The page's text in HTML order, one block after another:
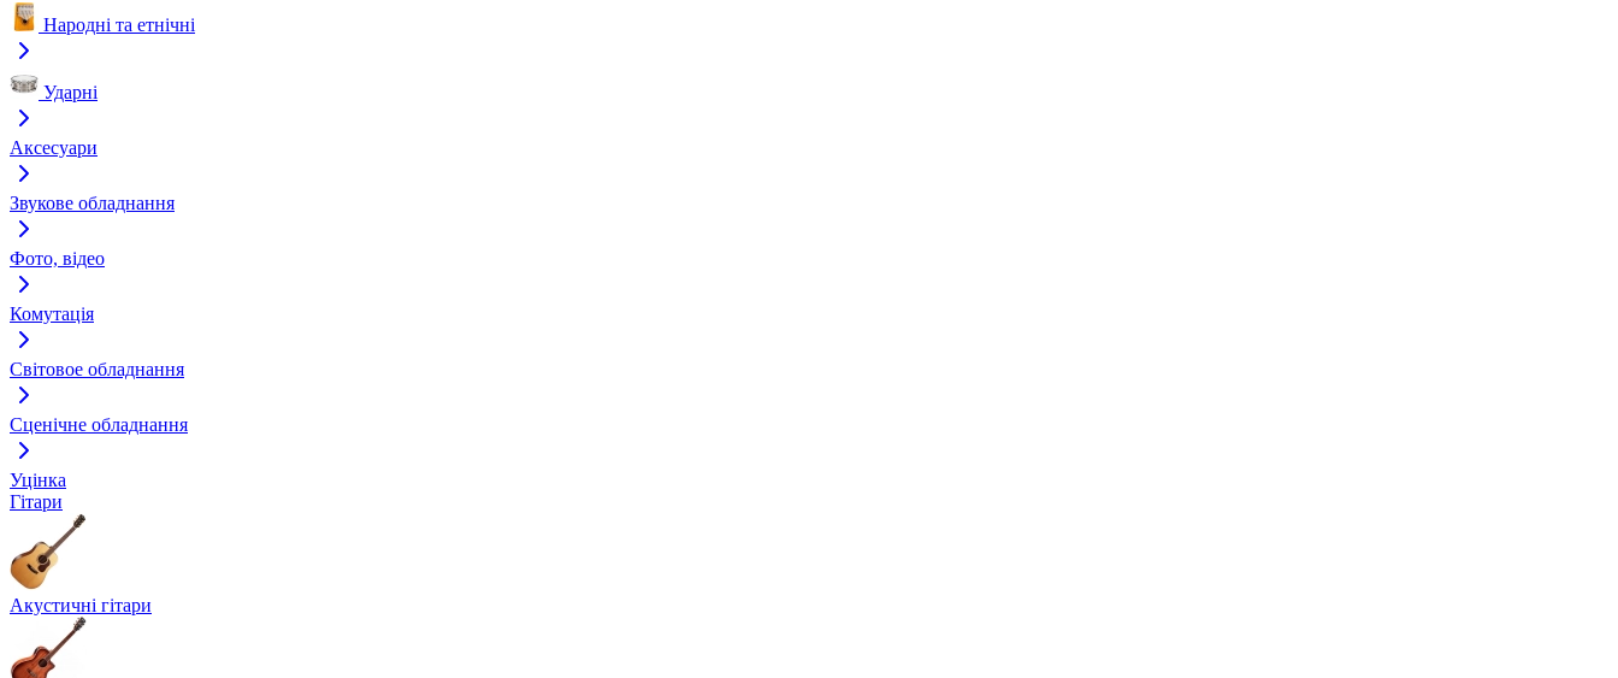
Народні та етнічні
Ударні
Аксесуари
Звукове обладнання
Фото, відео
Комутація
Світовое обладнання
Сценічне обладнання
Уцінка
Гітари
Акустичні гітари